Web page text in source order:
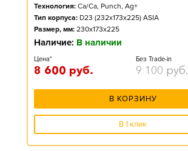
Технология: Ca/Ca, Punch, Ag+
Тип корпуса: D23 (232x173x225) ASIA
Размер, мм: 230x173x225
Наличие: В наличии
Цена*
8 600 руб.
Без Trade-in
9 100 руб.
В КОРЗИНУ
В 1 клик